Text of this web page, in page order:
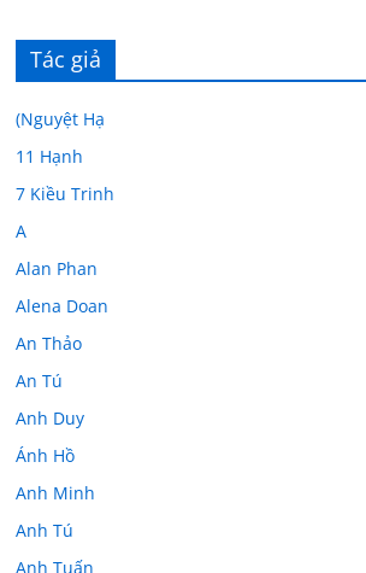
Tác giả
(Nguyệt Hạ
11 Hạnh
7 Kiều Trinh
A
Alan Phan
Alena Doan
An Thảo
An Tú
Anh Duy
Ánh Hồ
Anh Minh
Anh Tú
Anh Tuấn